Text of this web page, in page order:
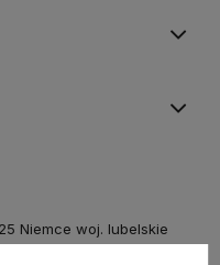
Niemce woj. lubelskie
T:665 744 477